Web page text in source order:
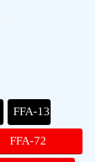
FFA-13
FFA-72